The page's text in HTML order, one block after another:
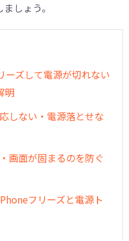
しょう。
ーズして電源が切れない
明
しない・電源落とせな
画面が固まるのを防ぐ
フリーズと電源ト